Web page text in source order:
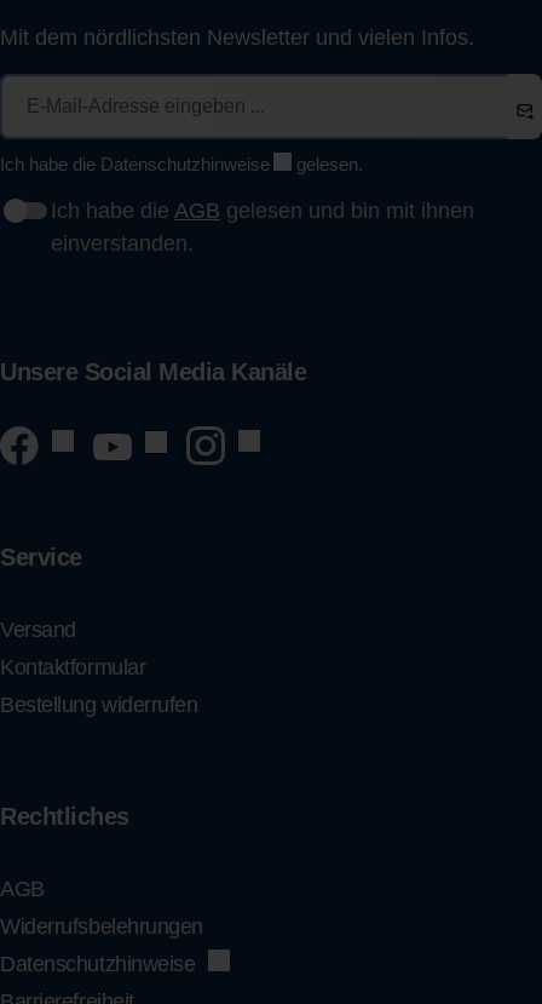
Mit dem nördlichsten Newsletter und vielen Infos.
Ich habe die Datenschutzhinweise gelesen.
Ich habe die AGB gelesen und bin mit ihnen
einverstanden.
Service
Versand
Kontaktformular
Bestellung widerrufen
Rechtliches
AGB
Widerrufsbelehrungen
Datenschutzhinweise
Unsere Social Media Kanäle